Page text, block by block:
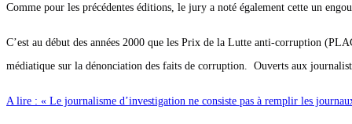
Comme pour les précédentes éditions, le jury a noté également cette un
C’est au début des années 2000 que les Prix de la Lutte anti-corruption
médiatique sur la dénonciation des faits de corruption. Ouverts aux
A lire : « Le journalisme d’investigation ne consiste pas à remplir les